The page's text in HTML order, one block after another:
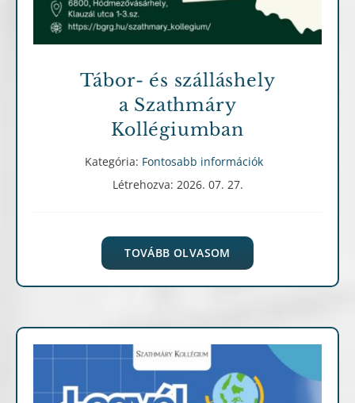
Tábor- és szálláshely
a Szathmáry
Kollégiumban
Kategória: Fontosabb információk
Létrehozva: 2026. 07. 27.
TOVÁBB OLVASOM